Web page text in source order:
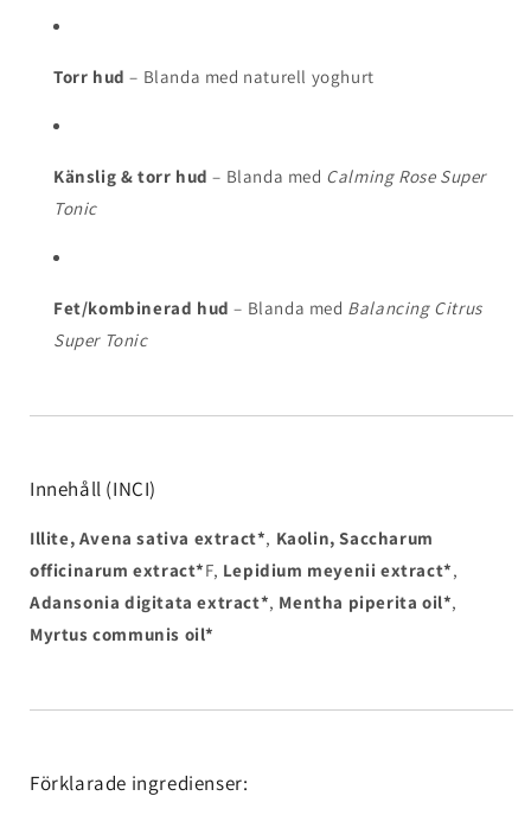
Torr hud – Blanda med naturell yoghurt
Känslig & torr hud – Blanda med Calming Rose Super
Tonic
Fet/kombinerad hud – Blanda med Balancing Citrus
Super Tonic
Innehåll (INCI)
Illite, Avena sativa extract*, Kaolin, Saccharum
officinarum extract*F, Lepidium meyenii extract*,
Adansonia digitata extract*, Mentha piperita oil*,
Myrtus communis oil*
Förklarade ingredienser: